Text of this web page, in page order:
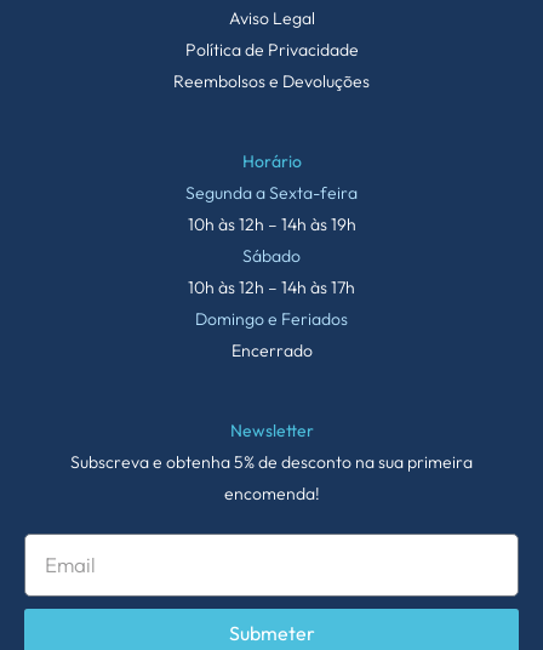
Aviso Legal
Política de Privacidade
Reembolsos e Devoluções
Horário
Segunda a Sexta-feira
10h às 12h – 14h às 19h
Sábado
10h às 12h – 14h às 17h
Domingo e Feriados
Encerrado
Newsletter
Subscreva e obtenha 5% de desconto na sua primeira
encomenda!
Submeter